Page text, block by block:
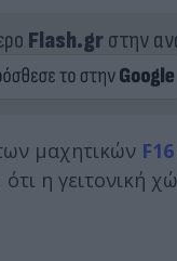
Flash.grστην
μαχητικών F16
η γειτονική